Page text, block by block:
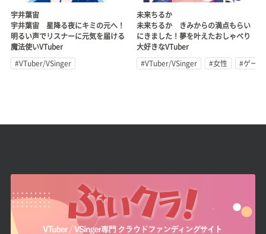
宇井葉宙
宇井葉宙 星降る夜にキミの元へ！
明るい声でリスナーに元気を届ける
魔法使いVTuber
#VTuber/VSinger
未来ちるか
未来ちるか きみからの満点もらい
にきました！夢を叶えたおしゃべり
大好きなVTuber
#VTuber/VSinger
#女性 #ゲー